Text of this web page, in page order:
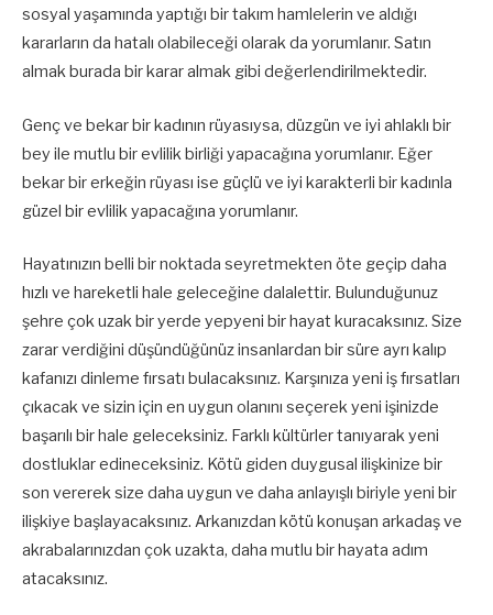
sosyal yaşamında yaptığı bir takım hamlelerin ve aldığı
kararların da hatalı olabileceği olarak da yorumlanır. Satın
almak burada bir karar almak gibi değerlendirilmektedir.
Genç ve bekar bir kadının rüyasıysa, düzgün ve iyi ahlaklı bir
bey ile mutlu bir evlilik birliği yapacağına yorumlanır. Eğer
bekar bir erkeğin rüyası ise güçlü ve iyi karakterli bir kadınla
güzel bir evlilik yapacağına yorumlanır.
Hayatınızın belli bir noktada seyretmekten öte geçip daha
hızlı ve hareketli hale geleceğine dalalettir. Bulunduğunuz
şehre çok uzak bir yerde yepyeni bir hayat kuracaksınız. Size
zarar verdiğini düşündüğünüz insanlardan bir süre ayrı kalıp
kafanızı dinleme fırsatı bulacaksınız. Karşınıza yeni iş fırsatları
çıkacak ve sizin için en uygun olanını seçerek yeni işinizde
başarılı bir hale geleceksiniz. Farklı kültürler tanıyarak yeni
dostluklar edineceksiniz. Kötü giden duygusal ilişkinize bir
son vererek size daha uygun ve daha anlayışlı biriyle yeni bir
ilişkiye başlayacaksınız. Arkanızdan kötü konuşan arkadaş ve
akrabalarınızdan çok uzakta, daha mutlu bir hayata adım
atacaksınız.